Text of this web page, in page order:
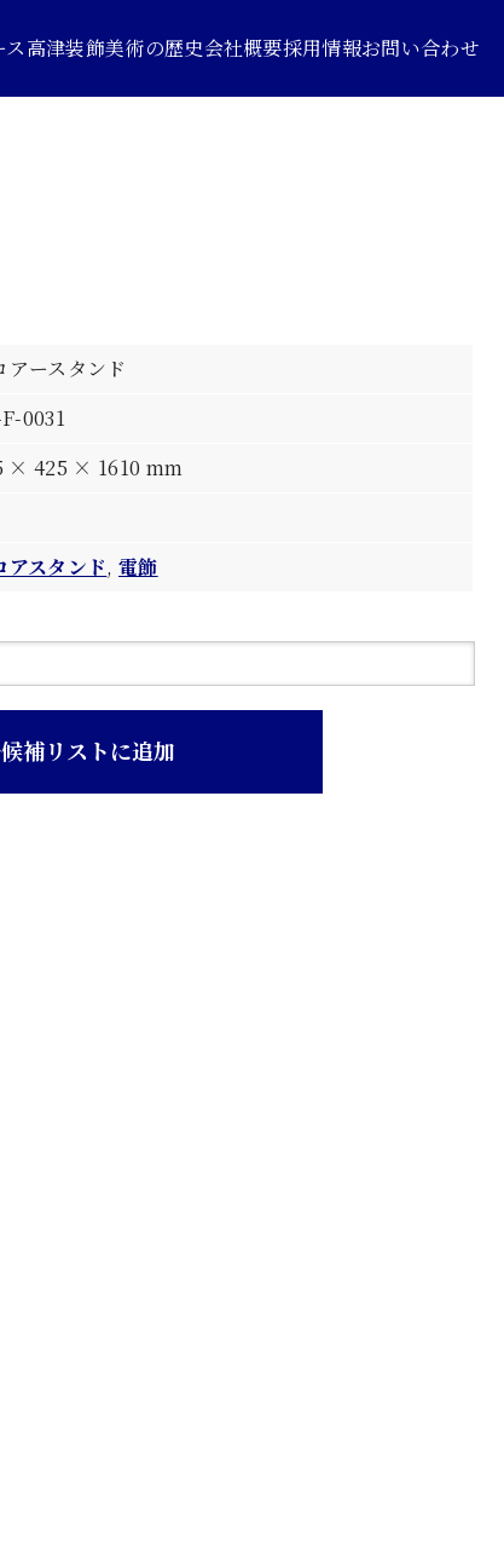
高津装飾美術の歴史会社概要採用情報お問い合わせ
アースタンド
0031
× 425 × 1610 mm
アスタンド,電飾
補リストに追加